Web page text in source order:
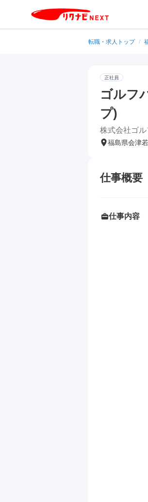
転職・求人トップ /
正社員
ゴルフ
プ)
株式会社ゴ
福島県会津
仕事概要
仕事内容